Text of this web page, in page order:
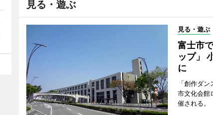
見る・遊ぶ
見る・遊ぶ
富士市
ップ」
に
「創作ダ
市文化会館
催される。